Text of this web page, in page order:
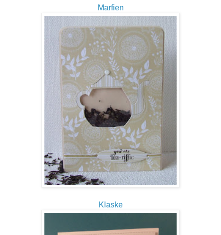
Marfien
Klaske